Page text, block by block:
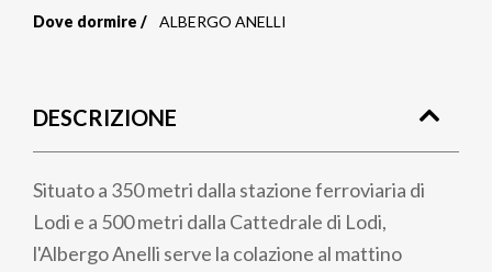
pane
Dove dormire ALBERGO ANELLI
DESCRIZIONE
Situato a 350 metri dalla stazione ferroviaria di
Lodi e a 500 metri dalla Cattedrale di Lodi,
l'Albergo Anelli serve la colazione al mattino